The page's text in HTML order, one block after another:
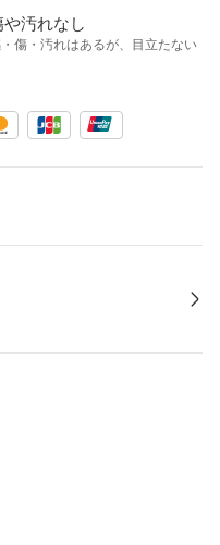
や汚れなし
傷・汚れはあるが、目立たない